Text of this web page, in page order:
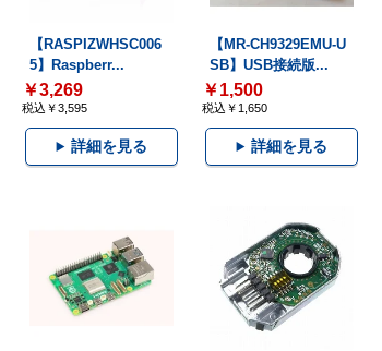
【RASPIZWHSC006
5】Raspberr...
￥3,269
税込￥3,595
詳細を見る
【MR-CH9329EMU-U
SB】USB接続版...
￥1,500
税込￥1,650
詳細を見る